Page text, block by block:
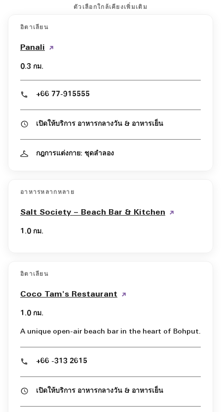
ตัวเลือกใกล้เคียงเพิ่มเติม
อิตาเลียน
Panali
0.3 กม.
+66 77-915555
เปิดให้บริการ อาหารกลางวัน & อาหารเย็น
กฎการแต่งกาย: ชุดลำลอง
อาหารหลากหลาย
Salt Society – Beach Bar & Kitchen
1.0 กม.
อิตาเลียน
Coco Tam's Restaurant
1.0 กม.
A unique open-air beach bar in the heart of Bohput.
+66 -313 2615
เปิดให้บริการ อาหารกลางวัน & อาหารเย็น